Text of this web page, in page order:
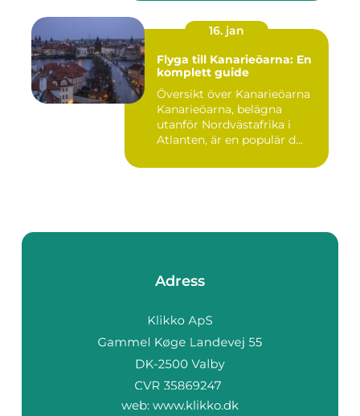
16. jan
Flyga till Kanarieöarna: En
komplett guide
Översikt över Kanarieöarna
Kanarieöarna, belägna
utanför Nordvästafrika i
Atlanten, är en populär d...
Adress
web: www.klikko.dk